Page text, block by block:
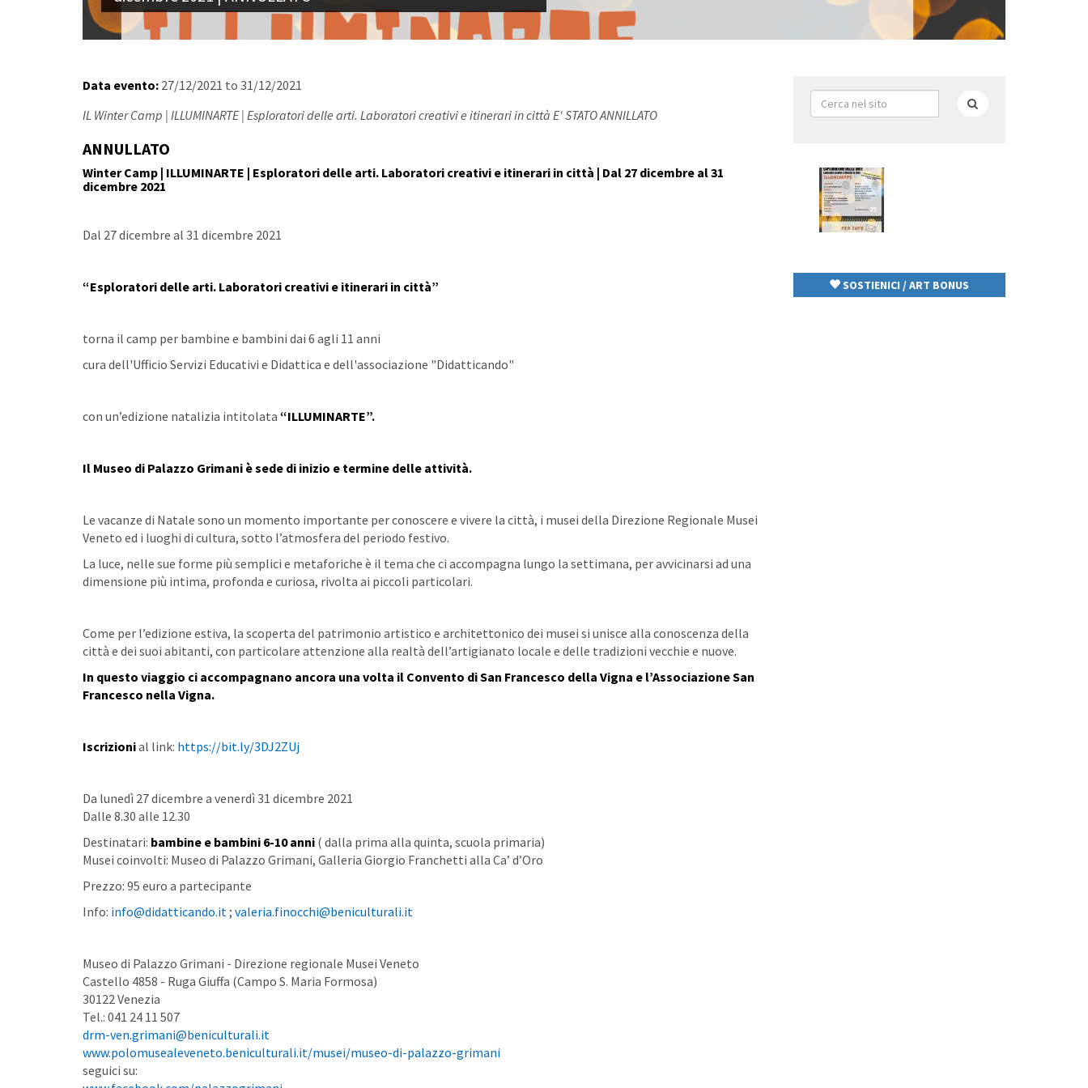
Data evento: 27/12/2021 to 31/12/2021
IL Winter Camp | ILLUMINARTE | Esploratori delle arti. Laboratori creativi e itinerari in città E' STATO ANNILLATO
ANNULLATO
Winter Camp | ILLUMINARTE | Esploratori delle arti. Laboratori creativi e itinerari in città | Dal 27 dicembre al 31
dicembre 2021
Dal 27 dicembre al 31 dicembre 2021
“Esploratori delle arti. Laboratori creativi e itinerari in città”
torna il camp per bambine e bambini dai 6 agli 11 anni
cura dell'Ufficio Servizi Educativi e Didattica e dell'associazione "Didatticando"
con un’edizione natalizia intitolata “ILLUMINARTE”.
Il Museo di Palazzo Grimani è sede di inizio e termine delle attività.
Le vacanze di Natale sono un momento importante per conoscere e vivere la città, i musei della Direzione Regionale Musei
Veneto ed i luoghi di cultura, sotto l’atmosfera del periodo festivo.
La luce, nelle sue forme più semplici e metaforiche è il tema che ci accompagna lungo la settimana, per avvicinarsi ad una
dimensione più intima, profonda e curiosa, rivolta ai piccoli particolari.
Come per l’edizione estiva, la scoperta del patrimonio artistico e architettonico dei musei si unisce alla conoscenza della
città e dei suoi abitanti, con particolare attenzione alla realtà dell’artigianato locale e delle tradizioni vecchie e nuove.
In questo viaggio ci accompagnano ancora una volta il Convento di San Francesco della Vigna e l’Associazione San
Francesco nella Vigna.
Iscrizionial link: https://bit.ly/3DJ2ZUj
Da lunedì 27 dicembre a venerdì 31 dicembre 2021
Dalle 8.30 alle 12.30
Destinatari: bambine e bambini 6-10 anni ( dalla prima alla quinta, scuola primaria)
Musei coinvolti: Museo di Palazzo Grimani, Galleria Giorgio Franchetti alla Ca’ d’Oro
Prezzo: 95 euro a partecipante
Info: info@didatticando.it; valeria.finocchi@beniculturali.it
Museo di Palazzo Grimani - Direzione regionale Musei Veneto
Castello 4858 - Ruga Giuffa (Campo S. Maria Formosa)
30122 Venezia
Tel.: 041 24 11 507
drm-ven.grimani@beniculturali.it
www.polomusealeveneto.beniculturali.it/musei/museo-di-palazzo-grimani
seguici su:
Form
di
SOSTIENICI / ART BONUS